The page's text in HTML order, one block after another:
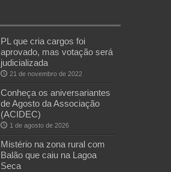
PL que cria cargos foi
aprovado, mas votação será
judicializada
21 de novembro de 2022
Conheça os aniversariantes
de Agosto da Associação
(ACIDEC)
1 de agosto de 2026
Mistério na zona rural com
Balão que caiu na Lagoa
Seca